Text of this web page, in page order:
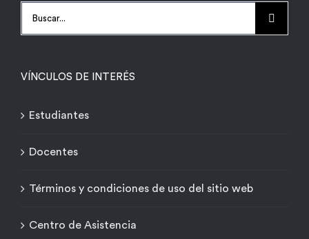
Buscar:
VÍNCULOS DE INTERÉS
Estudiantes
Docentes
Términos y condiciones de uso del sitio web
Centro de Asistencia